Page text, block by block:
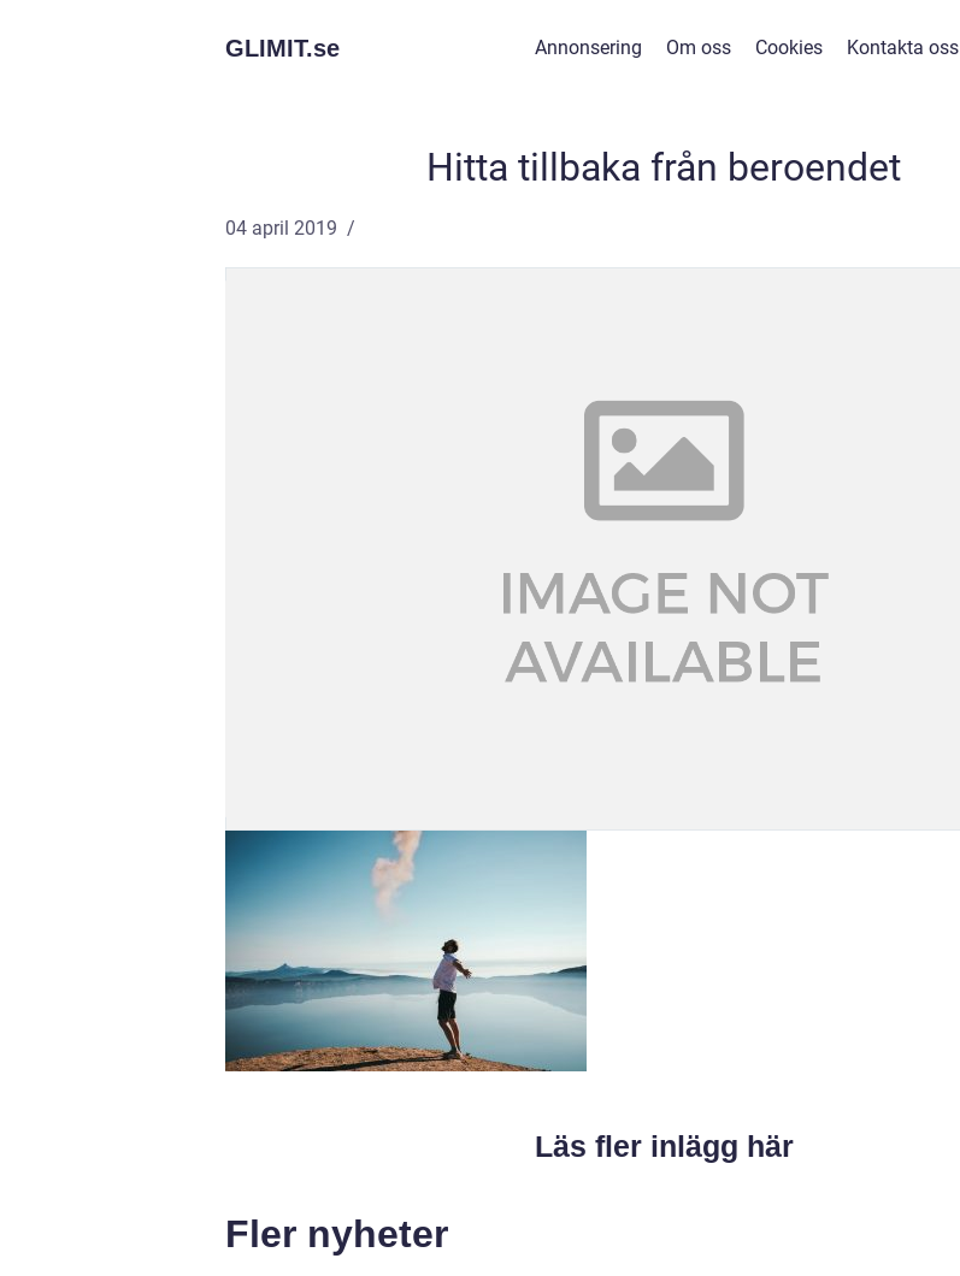
GLIMIT.se Annonsering Om oss Cookies Kontakta oss
Hitta tillbaka från beroendet
04 april 2019
Läs fler inlägg här
Fler nyheter